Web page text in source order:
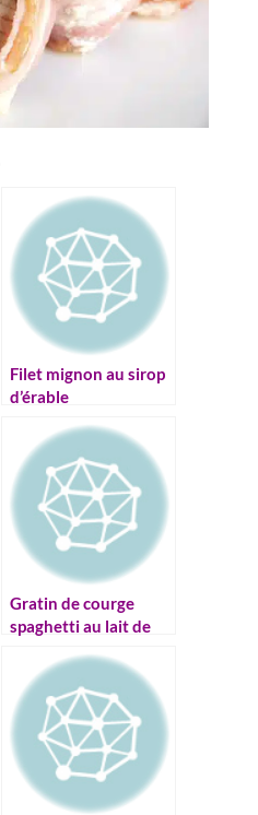
Filet mignon au sirop
d’érable
Gratin de courge
spaghetti au lait de